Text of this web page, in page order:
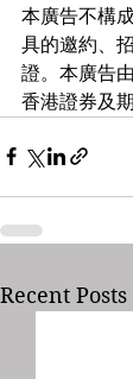
本廣告不構
具的邀約、
證。本廣告
香港證券及
Recent Posts